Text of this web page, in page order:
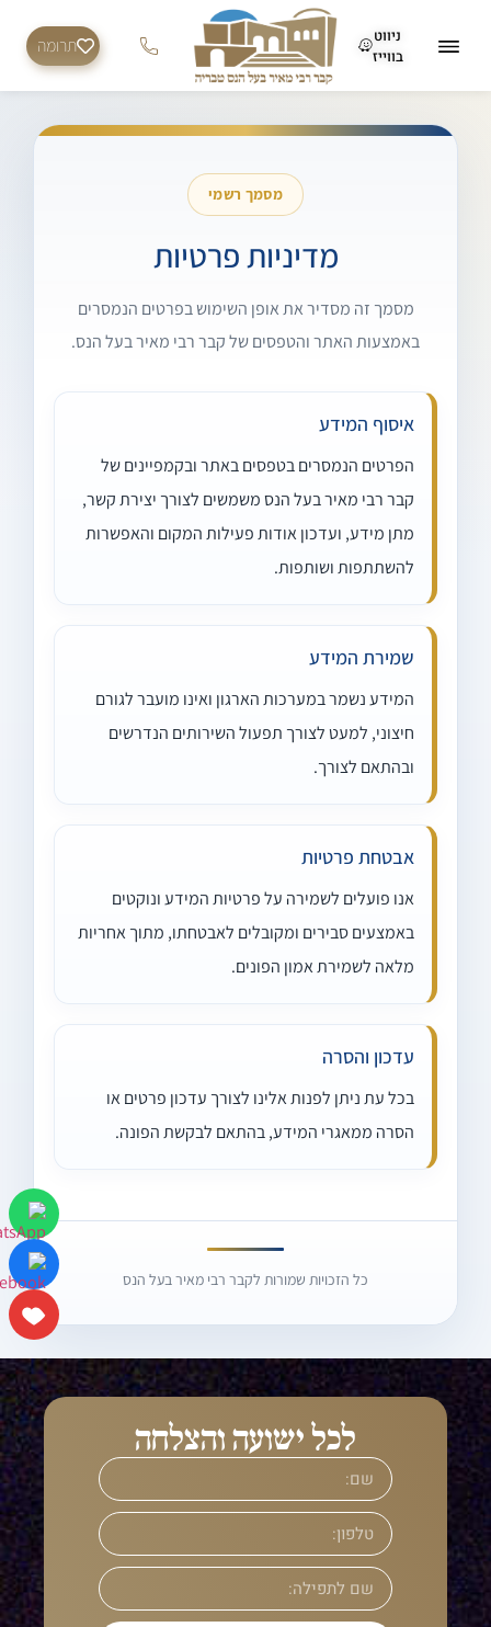
ניווט
בווייז
תרומה
מסמך רשמי
מדיניות פרטיות
מסמך זה מסדיר את אופן השימוש בפרטים הנמסרים
באמצעות האתר והטפסים של קבר רבי מאיר בעל הנס.
איסוף המידע
הפרטים הנמסרים בטפסים באתר ובקמפיינים של
קבר רבי מאיר בעל הנס משמשים לצורך יצירת קשר,
מתן מידע, ועדכון אודות פעילות המקום והאפשרות
להשתתפות ושותפות.
שמירת המידע
המידע נשמר במערכות הארגון ואינו מועבר לגורם
חיצוני, למעט לצורך תפעול השירותים הנדרשים
ובהתאם לצורך.
אבטחת פרטיות
אנו פועלים לשמירה על פרטיות המידע ונוקטים
באמצעים סבירים ומקובלים לאבטחתו, מתוך אחריות
מלאה לשמירת אמון הפונים.
עדכון והסרה
בכל עת ניתן לפנות אלינו לצורך עדכון פרטים או
הסרה ממאגרי המידע, בהתאם לבקשת הפונה.
כל הזכויות שמורות לקבר רבי מאיר בעל הנס
לכל ישועה והצלחה